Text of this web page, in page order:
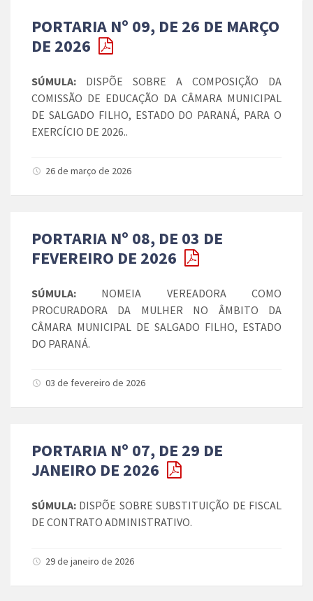
PORTARIA Nº 09, DE 26 DE MARÇO
DE 2026
SÚMULA: DISPÕE SOBRE A COMPOSIÇÃO DA
COMISSÃO DE EDUCAÇÃO DA CÂMARA MUNICIPAL
DE SALGADO FILHO, ESTADO DO PARANÁ, PARA O
EXERCÍCIO DE 2026..
26 de março de 2026
PORTARIA Nº 08, DE 03 DE
FEVEREIRO DE 2026
SÚMULA: NOMEIA VEREADORA COMO
PROCURADORA DA MULHER NO ÂMBITO DA
CÂMARA MUNICIPAL DE SALGADO FILHO, ESTADO
DO PARANÁ.
03 de fevereiro de 2026
PORTARIA Nº 07, DE 29 DE
JANEIRO DE 2026
SÚMULA: DISPÕE SOBRE SUBSTITUIÇÃO DE FISCAL
DE CONTRATO ADMINISTRATIVO.
29 de janeiro de 2026